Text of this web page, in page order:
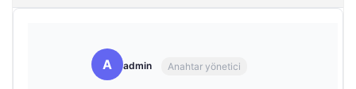
A admin Anahtar yönetici